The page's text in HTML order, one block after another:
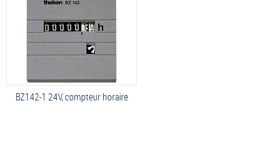
BZ142-1 24V, compteur horaire